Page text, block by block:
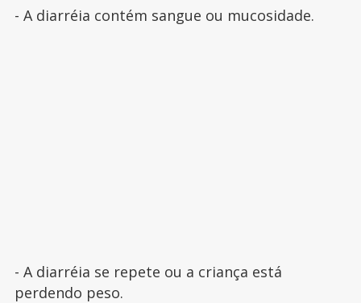
- A diarréia contém sangue ou mucosidade.
- A diarréia se repete ou a criança está
perdendo peso.